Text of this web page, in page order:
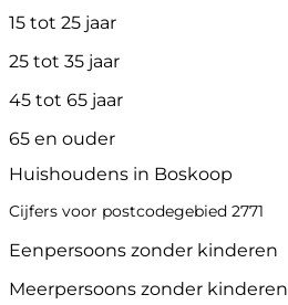
15 tot 25 jaar
25 tot 35 jaar
45 tot 65 jaar
65 en ouder
Huishoudens in Boskoop
Cijfers voor postcodegebied 2771
Eenpersoons zonder kinderen
Meerpersoons zonder kinderen